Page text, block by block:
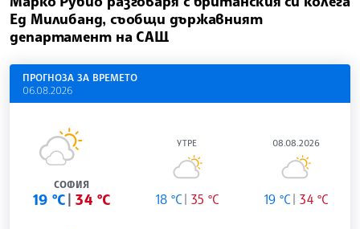
Ед Милибанд, съобщи държавният
департамент на САЩ
ПРОГНОЗА ЗА ВРЕМЕТО
06.08.2026
СОФИЯ
19 °C 34 °C
УТРЕ
18 °C 35 °C
08.08.2026
19 °C 34 °C